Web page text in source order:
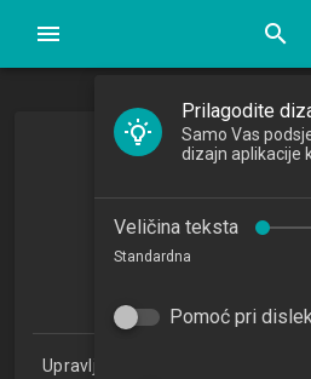
search
Sigurnost baza
Database
2016/2017
Upravljanje sigurnošću i revizija
Prilagodite
dizajn aplikacije
Veličina teksta
Standardna
Pomoć pri